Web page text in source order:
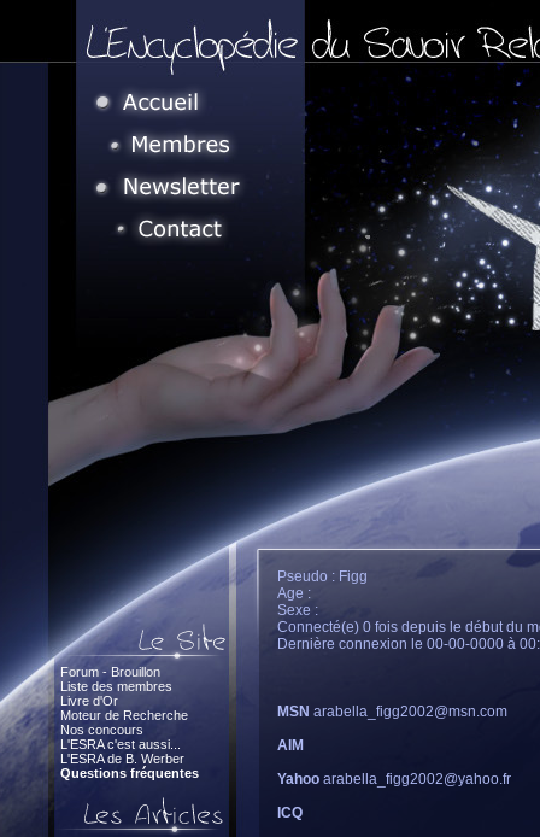
Forum - Brouillon
Liste des membres
Livre d'Or
Moteur de Recherche
Nos concours
L'ESRA c'est aussi...
L'ESRA de B. Werber
Questions fréquentes
Pseudo : Figg
Age :
Sexe :
Connecté(e) 0 fois depuis le début du
Dernière connexion le 00-00-0000 à
MSN arabella_figg2002@msn.com
AIM
Yahoo arabella_figg2002@yahoo.fr
ICQ